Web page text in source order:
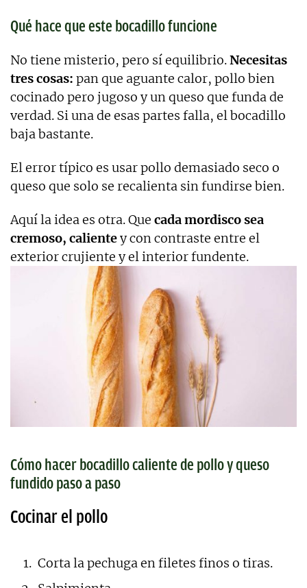
Qué hace que este bocadillo funcione
No tiene misterio, pero sí equilibrio.Necesitas
tres cosas: pan que aguante calor, pollo bien
cocinado pero jugoso y un queso que funda de
verdad. Si una de esas partes falla, el bocadillo
baja bastante.
El error típico es usar pollo demasiado seco o
queso que solo se recalienta sin fundirse bien.
Aquí la idea es otra. Que cada mordisco sea
cremoso, calientey con contraste entre el
exterior crujiente y el interior fundente.
Cómo hacer bocadillo caliente de pollo y queso
fundido paso a paso
Cocinar el pollo
Corta la pechuga en filetes finos o tiras.